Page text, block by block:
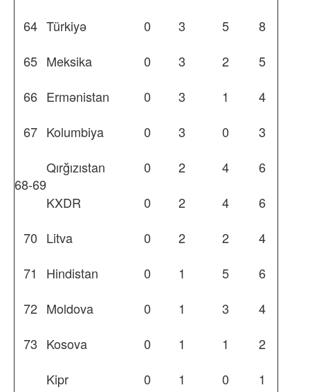
64 Türkiyə 0 3 5
8
65 Meksika 0 3 2
5
66 Ermənistan 0 3 1
4
67 Kolumbiya 0 3 0 3
68-69
Qırğızıstan 0 2 4
6
KXDR
0 2 4
6
70 Litva 0 2 2
4
71
Hindistan 0 1 5
6
72 Moldova 0 1 3
4
73 Kosova 0 1 1 2
Kipr 0 1 0
1